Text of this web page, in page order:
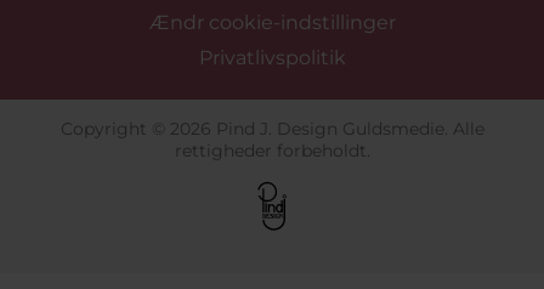
Ændr cookie-indstillinger
Privatlivspolitik
Copyright © 2026 Pind J. Design Guldsmedie. Alle
rettigheder forbeholdt.